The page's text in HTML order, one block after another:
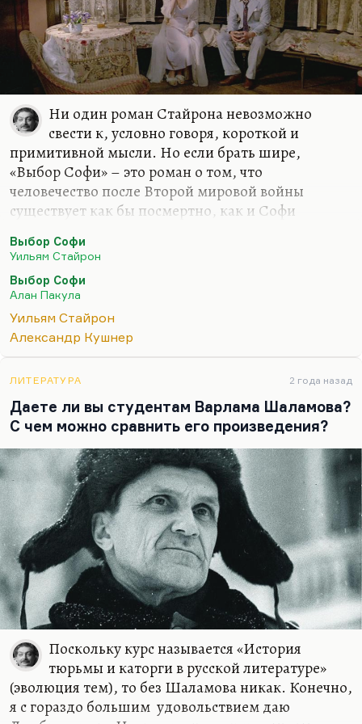
Ни один роман Стайрона невозможно
свести к, условно говоря, короткой и
примитивной мысли. Но если брать шире,
«Выбор Софи» – это роман о том, что
человечество после Второй мировой войны
существует как бы посмертно, как и Софи
неудачным. И причина депрессии, которая
накрыла Стайрона после этого романа (он же
ничего, собственно, ничего и не написал дальше,
кроме трех повестей об охоте, о детстве), была в
том, что дальше ехать некуда. Это был такой
исторический приговор.
Понимаете, очень немногие отваживались вслух
сказать, что после Второй мировой войны не
только Германия, но и человечество в целом как-
то окончательно надорвалось. Я…
Выбор Софи
Уильям Стайрон
Выбор Софи
Алан Пакула
Уильям Стайрон
Александр Кушнер
ЛИТЕРАТУРА 2 года назад
Даете ли вы студентам Варлама Шаламова?
С чем можно сравнить его произведения?
Поскольку курс называется «История
тюрьмы и каторги в русской литературе»
(эволюция тем), то без Шаламова никак. Конечно,
я с гораздо большим удовольствием даю